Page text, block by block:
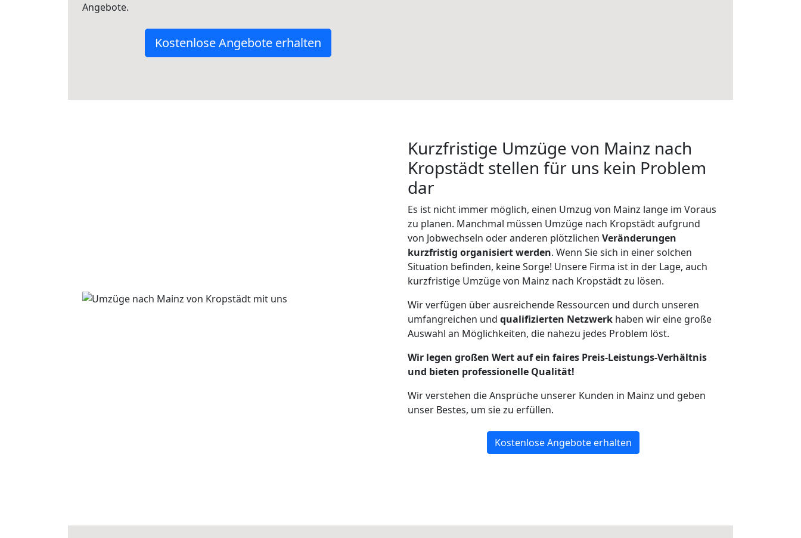
Angebote.
Kostenlose Angebote erhalten
Kurzfristige Umzüge von Mainz nach
Kropstädt stellen für uns kein Problem
dar
Es ist nicht immer möglich, einen Umzug von Mainz lange im Voraus
zu planen. Manchmal müssen Umzüge nach Kropstädt aufgrund
von Jobwechseln oder anderen plötzlichen Veränderungen
kurzfristig organisiert werden. Wenn Sie sich in einer solchen
Situation befinden, keine Sorge! Unsere Firma ist in der Lage, auch
kurzfristige Umzüge von Mainz nach Kropstädt zu lösen.
Wir verfügen über ausreichende Ressourcen und durch unseren
umfangreichen und qualifizierten Netzwerk haben wir eine große
Auswahl an Möglichkeiten, die nahezu jedes Problem löst.
Wir legen großen Wert auf ein faires Preis-Leistungs-Verhältnis
und bieten professionelle Qualität!
Wir verstehen die Ansprüche unserer Kunden in Mainz und geben
unser Bestes, um sie zu erfüllen.
Kostenlose Angebote erhalten